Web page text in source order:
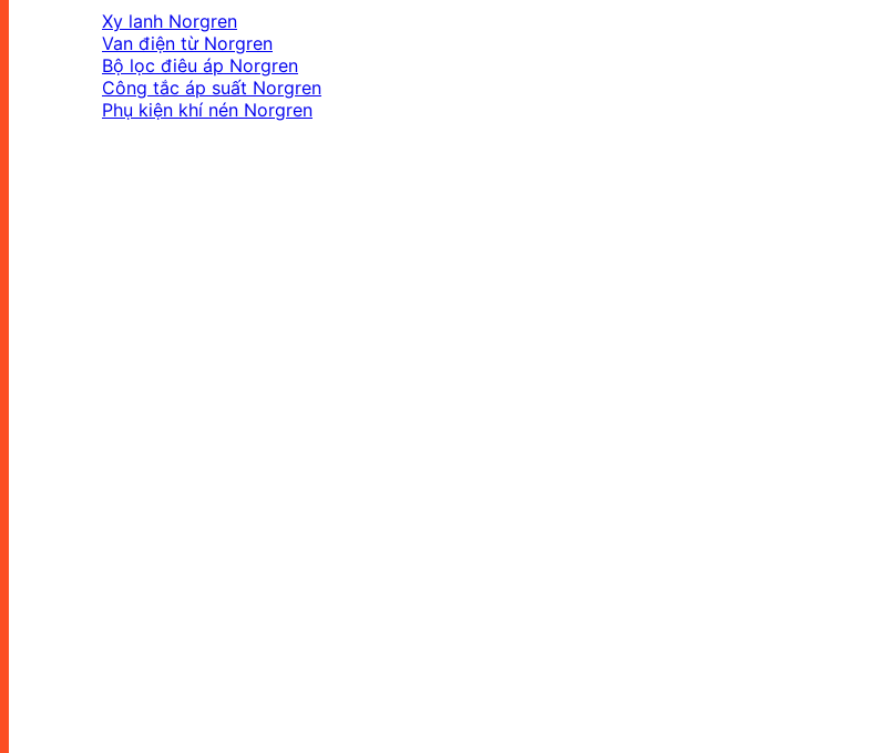
Xy lanh Norgren
Van điện từ Norgren
Bộ lọc điêu áp Norgren
Công tắc áp suất Norgren
Phụ kiện khí nén Norgren